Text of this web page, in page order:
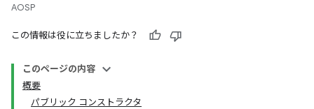
AOSP
この情報は役に立ちましたか？
このページの内容
概要
パブリック コンストラクタ